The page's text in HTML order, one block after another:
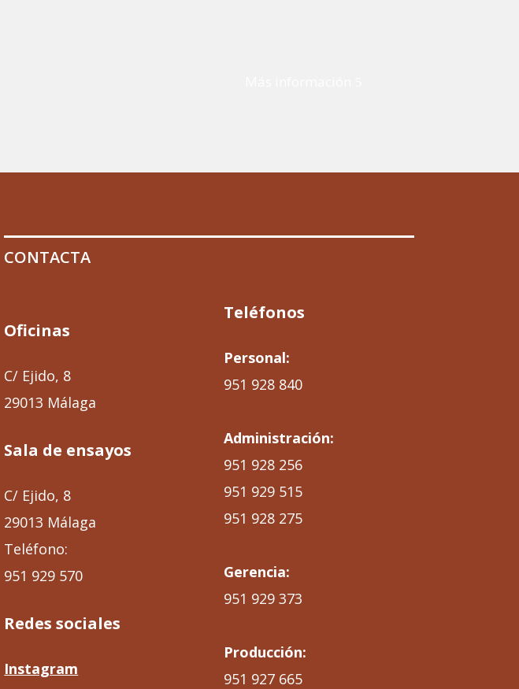
CONTACTA
Oficinas
C/ Ejido, 8
29013 Málaga
Sala de ensayos
C/ Ejido, 8
29013 Málaga
Teléfono:
951 929 570
Redes sociales
Instagram
Teléfonos
Personal:
951 928 840
Administración:
951 928 256
951 929 515
951 928 275
Gerencia:
951 929 373
Producción:
951 927 665